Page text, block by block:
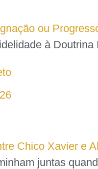
ou
à
Chico Xavier e
juntas